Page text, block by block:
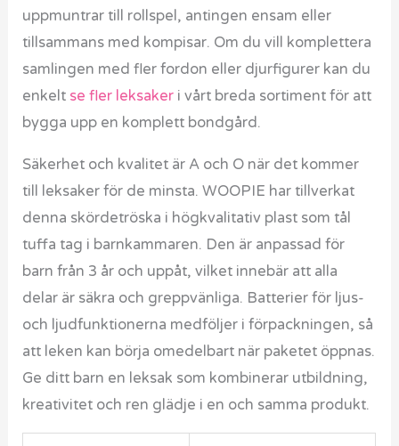
uppmuntrar till rollspel, antingen ensam eller
tillsammans med kompisar. Om du vill komplettera
samlingen med fler fordon eller djurfigurer kan du
enkelt se fler leksaker i vårt breda sortiment för att
bygga upp en komplett bondgård.
Säkerhet och kvalitet är A och O när det kommer
till leksaker för de minsta. WOOPIE har tillverkat
denna skördetröska i högkvalitativ plast som tål
tuffa tag i barnkammaren. Den är anpassad för
barn från 3 år och uppåt, vilket innebär att alla
delar är säkra och greppvänliga. Batterier för ljus-
och ljudfunktionerna medföljer i förpackningen, så
att leken kan börja omedelbart när paketet öppnas.
Ge ditt barn en leksak som kombinerar utbildning,
kreativitet och ren glädje i en och samma produkt.